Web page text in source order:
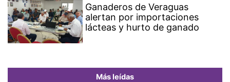
Ganaderos de Veraguas
alertan por importaciones
lácteas y hurto de ganado
Más leídas